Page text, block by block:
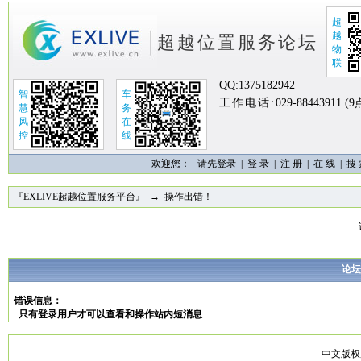
超越位置服务论坛
超
越
物
联
智
慧
风
控
车
务
在
线
QQ:1375182942
工作电话: 029-88443911 (9
欢迎您： 请先登录 | 登 录 注 册 在 线 搜
『EXLIVE超越位置服务平台』 → 操作出错！
论
错误信息：
只有登录用户才可以查看和操作站内短消息
中文版